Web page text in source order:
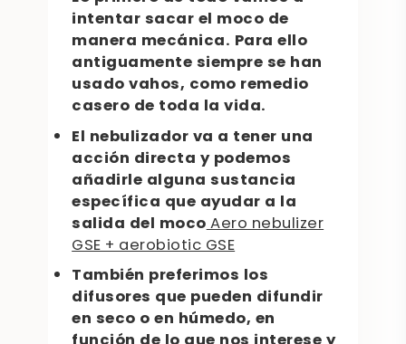
intentar sacar el moco de
manera mecánica. Para ello
antiguamente siempre se han
usado vahos, como remedio
casero de toda la vida.
El nebulizador va a tener una
acción directa y podemos
añadirle alguna sustancia
específica que ayudar a la
salida del mocoAero nebulizer
GSE + aerobiotic GSE
También preferimos los
difusores que pueden difundir
en seco o en húmedo, en